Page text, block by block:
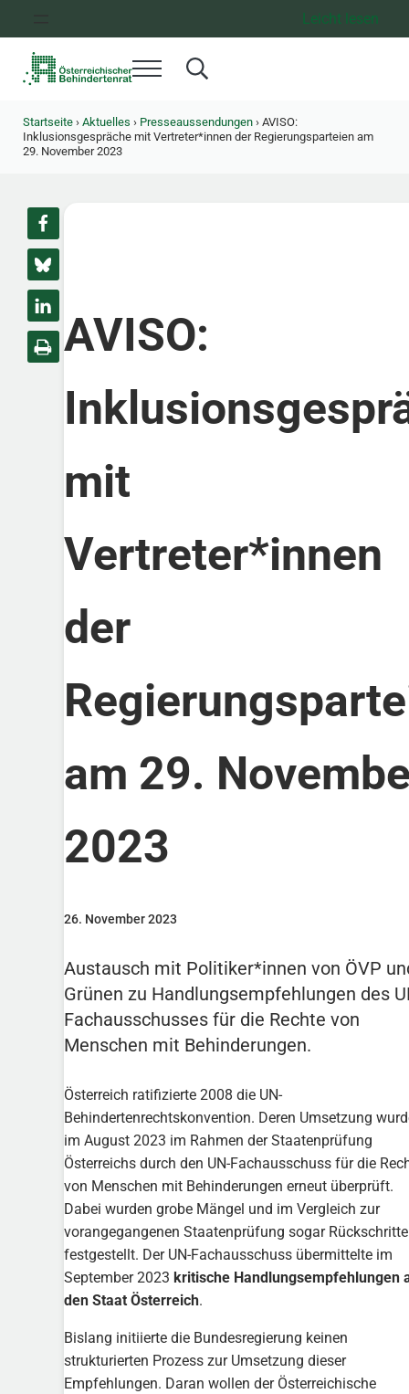
Leicht lesen
Menü Search...
Startseite › Aktuelles › Presseaussendungen ›AVISO:
Inklusionsgespräche mit Vertreter*innen der Regierungsparteien am
29. November 2023
AVISO:
mit
Vertreter*innen
der
am 29.
2023
26. November 2023
Austausch mit Politiker*innen von ÖVP
Grünen zu Handlungsempfehlungen des
Fachausschusses für die Rechte von
Menschen mit Behinderungen.
Österreich ratifizierte 2008 die UN-
Behindertenrechtskonvention. Deren Umsetzung
im August 2023 im Rahmen der Staatenprüfung
Österreichs durch den UN-Fachausschuss für die
von Menschen mit Behinderungen erneut überprüft.
Dabei wurden grobe Mängel und im Vergleich zur
vorangegangenen Staatenprüfung sogar Rückschritte
festgestellt. Der UN-Fachausschuss übermittelte im
September 2023 kritische Handlungsempfehlungen
den Staat Österreich.
Bislang initiierte die Bundesregierung keinen
strukturierten Prozess zur Umsetzung dieser
Empfehlungen. Daran wollen der Österreichische